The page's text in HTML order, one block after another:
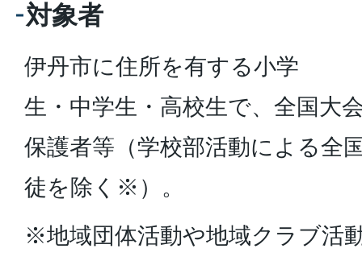
対象者
伊丹市に住所を有する小学
生・中学生・高校生で、全国大
保護者等（学校部活動による全
徒を除く※）。
※地域団体活動や地域クラブ活